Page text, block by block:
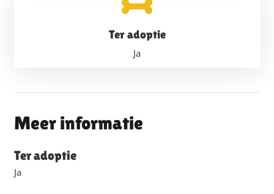
Ter adoptie
Ja
Meer informatie
Ter adoptie
Ja